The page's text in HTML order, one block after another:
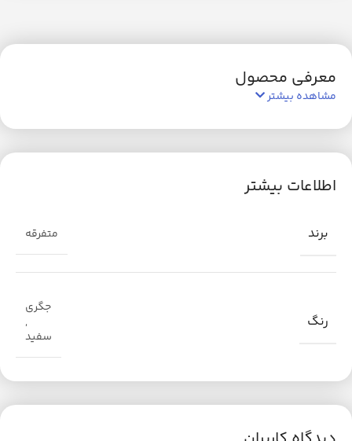
معرفی محصول
مشاهده بیشتر
اطلاعات بیشتر
برند متفرقه
رنگ
جگری
,
سفید